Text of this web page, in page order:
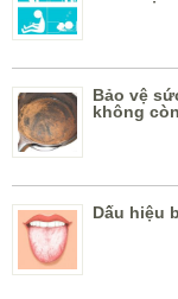
Bảo vệ
không
Dấu hiệu